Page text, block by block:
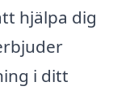
hjälpa dig
i ditt